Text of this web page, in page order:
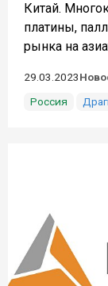
Китай.
платины,
рынка на
29.03.2023
Россия